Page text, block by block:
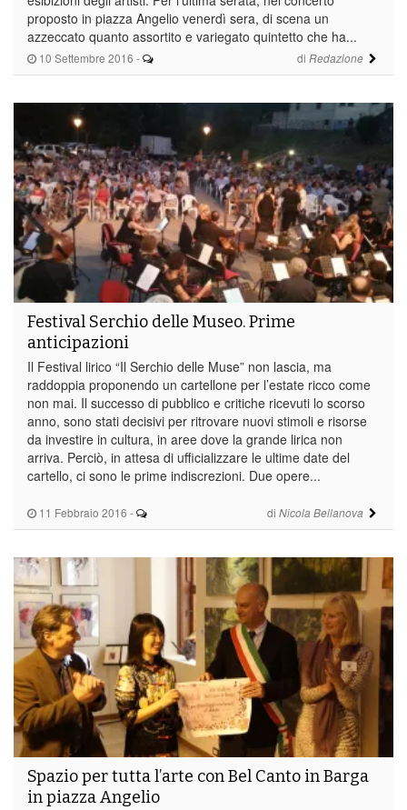
10 Settembre 2016 - di Redazione
proposto in piazza Angelio venerdì sera, di scena un
azzeccato quanto assortito e variegato quintetto che ha...
11 Febbraio 2016 - di Nicola Bellanova
Festival Serchio delle Museo. Prime
anticipazioni
Il Festival lirico “Il Serchio delle Muse” non lascia, ma
raddoppia proponendo un cartellone per l’estate ricco come
non mai. Il successo di pubblico e critiche ricevuti lo scorso
anno, sono stati decisivi per ritrovare nuovi stimoli e risorse
da investire in cultura, in aree dove la grande lirica non
arriva. Perciò, in attesa di ufficializzare le ultime date del
cartello, ci sono le prime indiscrezioni. Due opere...
Spazio per tutta l’arte con Bel Canto in Barga
in piazza Angelio